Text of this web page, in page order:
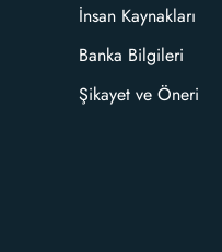
İnsan Kaynakları
Banka Bilgileri
Şikayet ve Öneri